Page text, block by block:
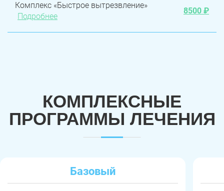
Комплекс «Быстрое вытрезвление»
Подробнее
8500 ₽
КОМПЛЕКСНЫЕ
ПРОГРАММЫ ЛЕЧЕНИЯ
Базовый